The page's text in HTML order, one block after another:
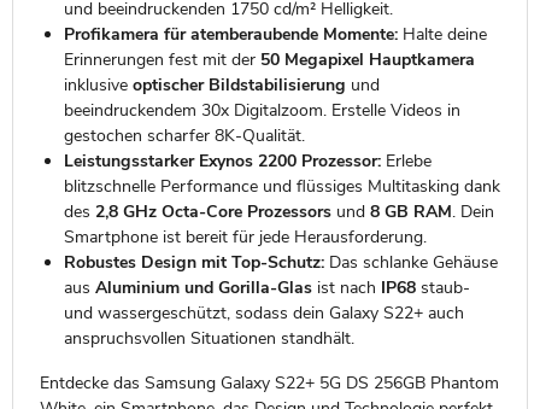
und beeindruckenden 1750 cd/m² Helligkeit.
Profikamera für atemberaubende Momente:Halte deine
Erinnerungen fest mit der 50 Megapixel Hauptkamera
inklusive optischer Bildstabilisierung und
beeindruckendem 30x Digitalzoom. Erstelle Videos in
gestochen scharfer 8K-Qualität.
Leistungsstarker Exynos 2200 Prozessor:Erlebe
blitzschnelle Performance und flüssiges Multitasking dank
des 2,8 GHz Octa-Core Prozessorsund 8 GB RAM. Dein
Smartphone ist bereit für jede Herausforderung.
Robustes Design mit Top-Schutz:Das schlanke Gehäuse
aus Aluminium und Gorilla-Glasist nach IP68staub-
und wassergeschützt, sodass dein Galaxy S22+ auch
anspruchsvollen Situationen standhält.
Entdecke das Samsung Galaxy S22+ 5G DS 256GB Phantom